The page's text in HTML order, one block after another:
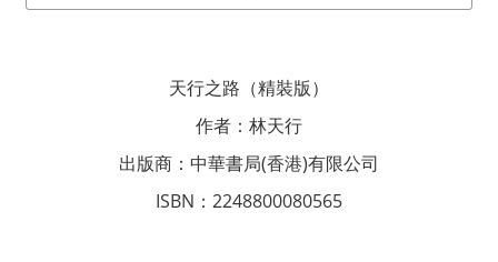
天行之路（精裝版）
作者：林天行
出版商：中華書局(香港)有限公司
ISBN：2248800080565